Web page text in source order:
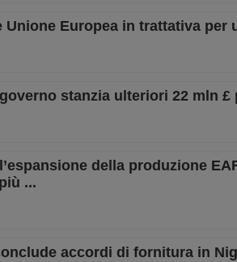
Unione Europea in trattativa
stanzia ulteriori 22 mln
della produzione
...
accordi di fornitura in